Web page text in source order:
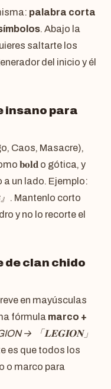
palabra corta
. Abajo la
saltarte los
del inicio y él
insano para
Caos, Masacre),
𝐛𝐨𝐥𝐝 o gótica, y
un lado. Ejemplo:
. Mantenlo corto
y no lo recorte el
de clan chido
en mayúsculas
fórmula marco +
→ 「𝐋𝐄𝐆𝐈𝐎𝐍」
es que todos los
o marco para